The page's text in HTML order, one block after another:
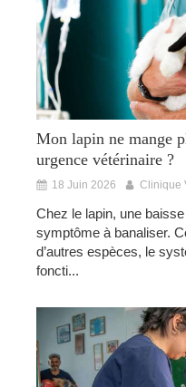
Mon lapin ne mange
urgence vétérinaire ?
18 Juin 2026 Clinique
Chez le lapin, une baisse
symptôme à banaliser.
d’autres espèces, le
foncti...